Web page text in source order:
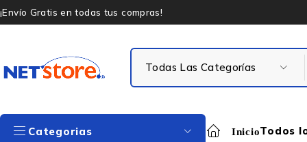
¡Envío Gratis en todas tus compras!
Categorias InicioTodos